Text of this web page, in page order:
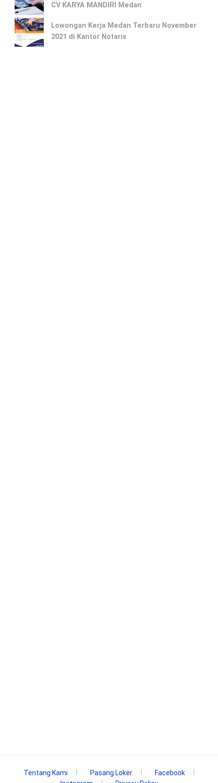
CV KARYA MANDIRI Medan
Lowongan Kerja Medan Terbaru November
2021 di Kantor Notaris
Tentang Kami Pasang Loker
Facebook